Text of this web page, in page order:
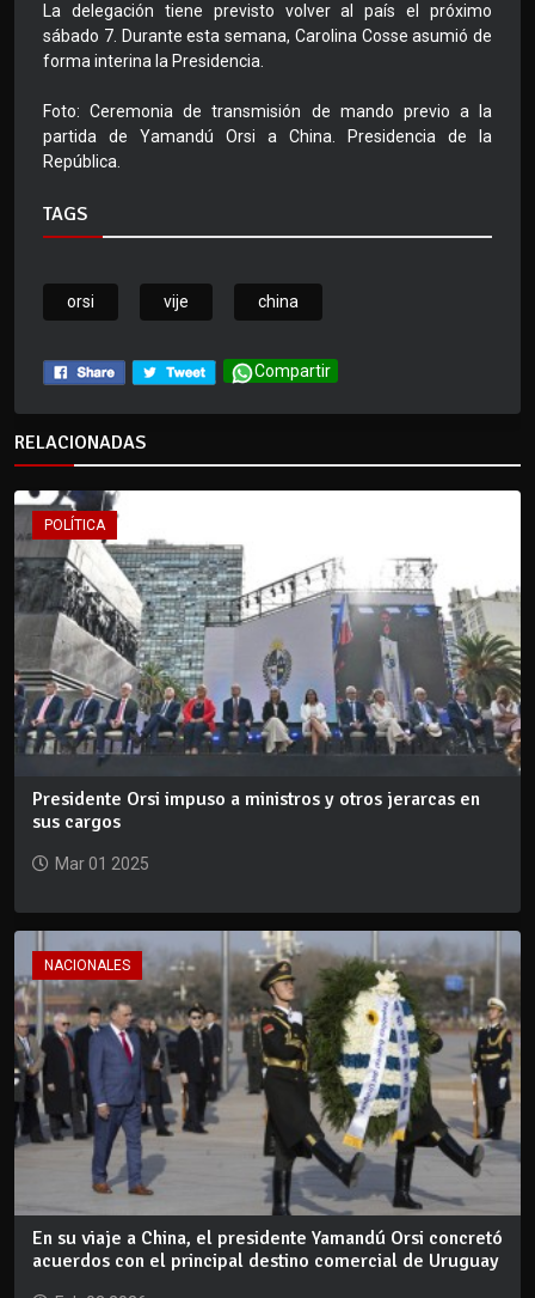
La delegación tiene previsto volver al país el próximo
sábado 7. Durante esta semana, Carolina Cosse asumió de
forma interina la Presidencia.
Foto: Ceremonia de transmisión de mando previo a la
partida de Yamandú Orsi a China. Presidencia de la
República.
TAGS
orsi vije china
Compartir
RELACIONADAS
POLÍTICA
Presidente Orsi impuso a ministros y otros jerarcas en
sus cargos
Mar 01 2025
NACIONALES
En su viaje a China, el presidente Yamandú Orsi concretó
acuerdos con el principal destino comercial de Uruguay